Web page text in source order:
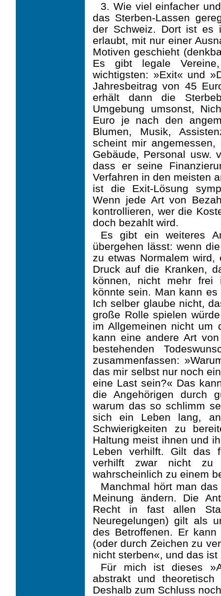
3. Wie viel einfacher
das Sterben-Lassen
der Schweiz. Dort ist es
erlaubt, mit nur einer
Motiven geschieht
Es gibt legale
wichtigsten: »Exit« und
Jahresbeitrag von 45
erhält dann die
Umgebung umsonst,
Euro je nach den
Blumen, Musik,
scheint mir
Gebäude, Personal usw.
dass er seine
Verfahren in den meisten
ist die Exit-Lösung
Wenn jede Art von
kontrollieren, wer die
doch bezahlt wird.
Es gibt ein weiteres
übergehen lässt: wenn
zu etwas Normalem
Druck auf die Kranken,
können, nicht mehr frei
könnte sein. Man kann
Ich selber glaube nicht,
große Rolle spielen
im Allgemeinen nicht um
kann eine andere Art
bestehenden
zusammenfassen:
das mir selbst nur noch
eine Last sein?« Das
die Angehörigen durch
warum das so schlimm
sich ein Leben lang,
Schwierigkeiten zu
Haltung meist ihnen und
Leben verhilft. Gilt das
verhilft zwar nicht zu
wahrscheinlich zu einem
Manchmal hört man
Meinung ändern. Die
Recht in fast allen
Neuregelungen) gilt als
des Betroffenen. Er
(oder durch Zeichen zu
nicht sterben«, und das
Für mich ist dieses
abstrakt und
Deshalb zum Schluss